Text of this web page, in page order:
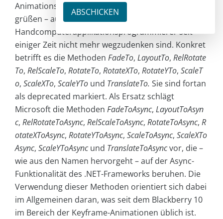
Animationsmethoden, die – iPhone und Co. lassen
grüßen – aus der Welt der
Handcomputerapplikationsprogrammierer seit
einiger Zeit nicht mehr wegzudenken sind. Konkret
betrifft es die Methoden FadeTo, LayoutTo, RelRotate
To, RelScaleTo, RotateTo, RotateXTo, RotateYTo, ScaleT
o, ScaleXTo, ScaleYTo und TranslateTo. Sie sind fortan
als deprecated markiert. Als Ersatz schlägt
Microsoft die Methoden FadeToAsync, LayoutToAsyn
c, RelRotateToAsync, RelScaleToAsync, RotateToAsync, R
otateXToAsync, RotateYToAsync, ScaleToAsync, ScaleXTo
Async, ScaleYToAsyncund TranslateToAsyncvor, die –
wie aus den Namen hervorgeht – auf der Async-
Funktionalität des .NET-Frameworks beruhen. Die
Verwendung dieser Methoden orientiert sich dabei
im Allgemeinen daran, was seit dem Blackberry 10
im Bereich der Keyframe-Animationen üblich ist.